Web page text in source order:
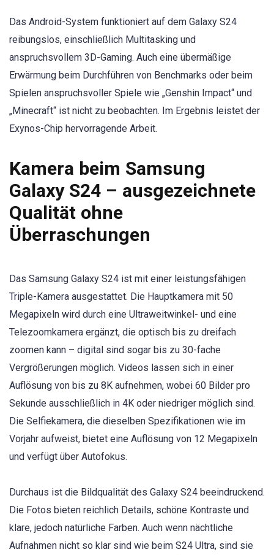
Das Android-System funktioniert auf dem Galaxy S24
reibungslos, einschließlich Multitasking und
anspruchsvollem 3D-Gaming. Auch eine übermäßige
Erwärmung beim Durchführen von Benchmarks oder beim
Spielen anspruchsvoller Spiele wie „Genshin Impact“ und
„Minecraft“ ist nicht zu beobachten. Im Ergebnis leistet der
Exynos-Chip hervorragende Arbeit.
Kamera beim Samsung
Galaxy S24 – ausgezeichnete
Qualität ohne
Überraschungen
Das Samsung Galaxy S24 ist mit einer leistungsfähigen
Triple-Kamera ausgestattet. Die Hauptkamera mit 50
Megapixeln wird durch eine Ultraweitwinkel- und eine
Telezoomkamera ergänzt, die optisch bis zu dreifach
zoomen kann – digital sind sogar bis zu 30-fache
Vergrößerungen möglich. Videos lassen sich in einer
Auflösung von bis zu 8K aufnehmen, wobei 60 Bilder pro
Sekunde ausschließlich in 4K oder niedriger möglich sind.
Die Selfiekamera, die dieselben Spezifikationen wie im
Vorjahr aufweist, bietet eine Auflösung von 12 Megapixeln
und verfügt über Autofokus.
Durchaus ist die Bildqualität des Galaxy S24 beeindruckend.
Die Fotos bieten reichlich Details, schöne Kontraste und
klare, jedoch natürliche Farben. Auch wenn nächtliche
Aufnahmen nicht so klar sind wie beim S24 Ultra, sind sie